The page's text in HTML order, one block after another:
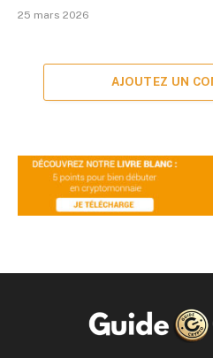
25 mars 2026
AJOUTEZ UN